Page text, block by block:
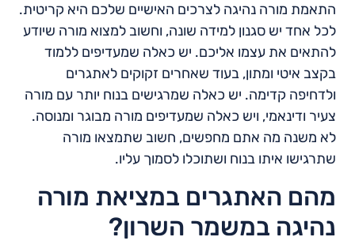
התאמת מורה נהיגה לצרכים האישיים שלכם היא קריטית.
לכל אחד יש סגנון למידה שונה, וחשוב למצוא מורה שיודע
להתאים את עצמו אליכם. יש כאלה שמעדיפים ללמוד
בקצב איטי ומתון, בעוד שאחרים זקוקים לאתגרים
ולדחיפה קדימה. יש כאלה שמרגישים בנוח יותר עם מורה
צעיר ודינאמי, ויש כאלה שמעדיפים מורה מבוגר ומנוסה.
לא משנה מה אתם מחפשים, חשוב שתמצאו מורה
שתרגישו איתו בנוח ושתוכלו לסמוך עליו.
מהם האתגרים במציאת מורה
נהיגה במשמר השרון?